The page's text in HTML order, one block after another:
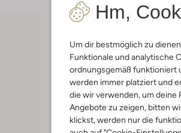
Hm,
Um dir bestmöglich zu
Funktionale und analytische
ordnungsgemäß funktioniert
werden immer platziert und
die wir verwenden, um deine
Angebote zu zeigen, bitten
klickst, werden nur die